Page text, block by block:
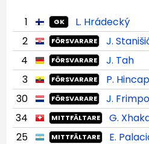
1 GK
L. Hrádecký
2
FÖRSVARARE J.
4 FÖRSVARARE J. Tah
3 FÖRSVARARE P.
30 FÖRSVARARE J.
34 MITTFÄLTARE
G.
25
MITTFÄLTARE E.